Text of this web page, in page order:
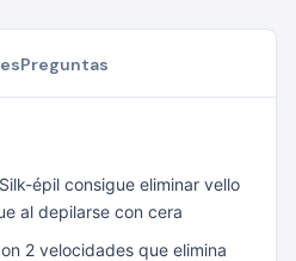
Preguntas
épil consigue eliminar vello
al depilarse con cera
2 velocidades que elimina